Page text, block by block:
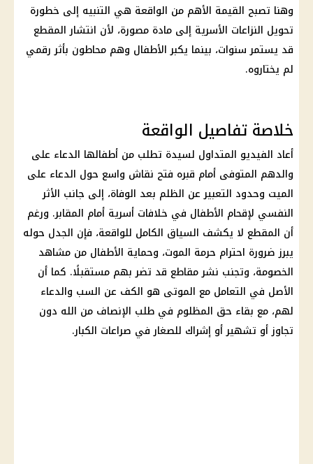
وهنا تصبح القيمة الأهم من الواقعة هي التنبيه إلى خطورة
تحويل النزاعات الأسرية إلى مادة مصورة، لأن انتشار المقطع
قد يستمر سنوات، بينما يكبر الأطفال وهم محاطون بأثر رقمي
لم يختاروه.
خلاصة تفاصيل الواقعة
أعاد الفيديو المتداول لسيدة تطلب من أطفالها الدعاء على
والدهم المتوفى أمام قبره فتح نقاش واسع حول الدعاء على
الميت وحدود التعبير عن الظلم بعد الوفاة، إلى جانب الأثر
النفسي لإقحام الأطفال في خلافات أسرية أمام المقابر. ورغم
أن المقطع لا يكشف السياق الكامل للواقعة، فإن الجدل حوله
يبرز ضرورة احترام حرمة الموت، وحماية الأطفال من مشاهد
الخصومة، وتجنب نشر مقاطع قد تضر بهم مستقبلًا. كما أن
الأصل في التعامل مع الموتى هو الكف عن السب والدعاء
لهم، مع بقاء حق المظلوم في طلب الإنصاف من الله دون
تجاوز أو تشهير أو إشراك للصغار في صراعات الكبار.